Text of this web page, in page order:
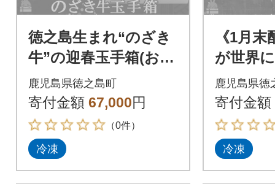
徳之島生まれ“のざき
牛”の迎春玉手箱(おせ
ち)焼肉希少部位セッ
ト(二段)
鹿児島県徳之島町
寄付金額 67,000円
（0件）
冷凍
《1月
が世界
牛”ロー
フト
鹿児島県徳
寄付金額
冷凍